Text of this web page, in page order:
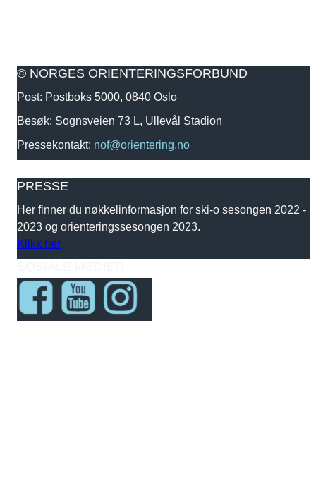
© NORGES ORIENTERINGSFORBUND
Post: Postboks 5000, 0840 Oslo
Besøk: Sognsveien 73 L, Ullevål Stadion
Pressekontakt: nof@orientering.no
PRESSE
Her finner du nøkkelinformasjon for ski-o sesongen 2022 -
2023 og orienteringssesongen 2023.
Klikk her